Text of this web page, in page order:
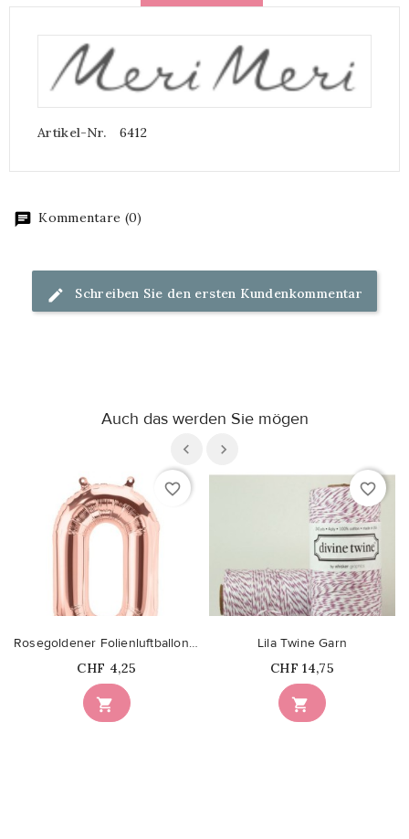
Artikel-Nr. 6412
Kommentare (0)
Schreiben Sie den ersten Kundenkommentar
Auch das werden Sie mögen
favorite_border

Rosegoldener Folienluftballon "O"
Price
CHF 4,25
favorite_border

Lila Twine Garn
Price
CHF 14,75